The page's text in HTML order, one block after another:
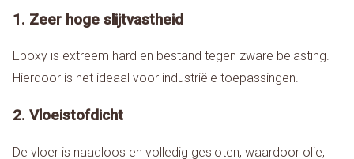
1. Zeer hoge slijtvastheid
Epoxy is extreem hard en bestand tegen zware belasting.
Hierdoor is het ideaal voor industriële toepassingen.
2. Vloeistofdicht
De vloer is naadloos en volledig gesloten, waardoor olie,